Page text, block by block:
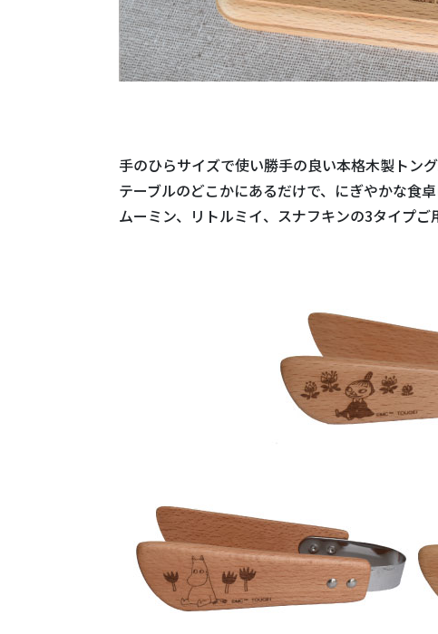
手のひらサイズで使い勝手の良い本格木製トング
テーブルのどこかにあるだけで、にぎやかな食卓
ムーミン、リトルミイ、スナフキンの3タイプご